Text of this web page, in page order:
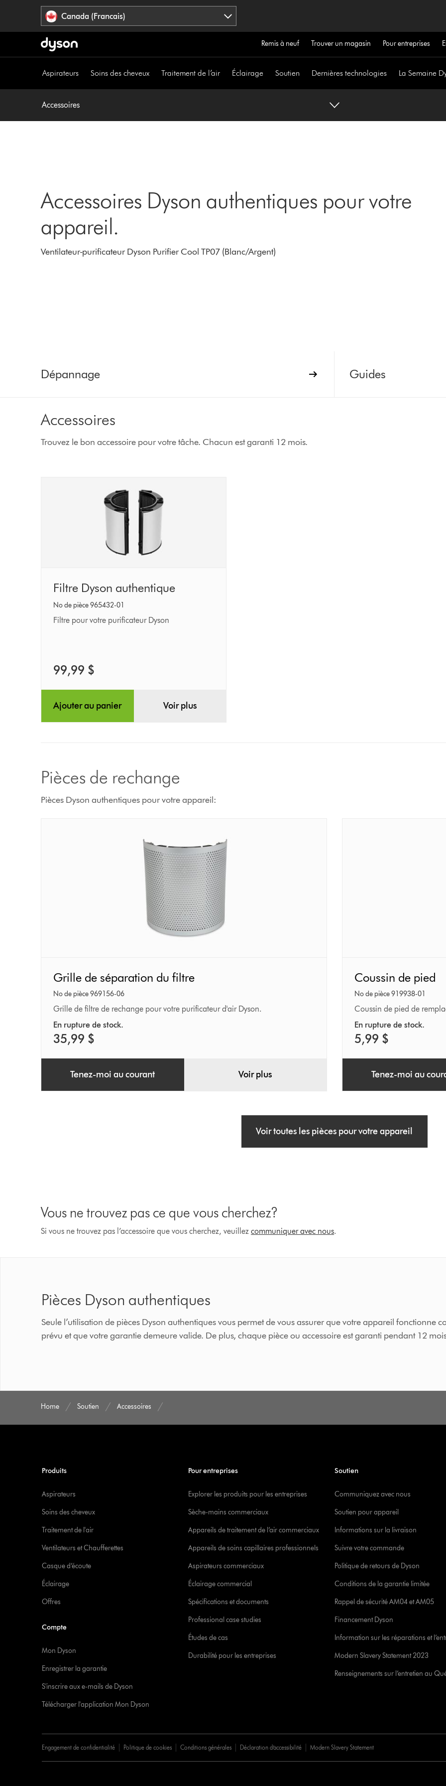
sauter
l’accessibilité
Canada (Francais)
Remis à neuf Trouver un magasin Pour entreprises
Aspirateurs Soins des cheveux Traitement de l’air Éclairage Soutien Dernières technologies La Semaine
Accessoires
Accessoires Dyson authentiques pour votre
appareil.
Ventilateur-purificateur Dyson Purifier Cool TP07 (Blanc/Argent)
Dépannage Guides
Accessoires
Trouvez le bon accessoire pour votre tâche. Chacun est garanti 12 mois.
Filtre
Dyson
authentique
Filtre Dyson authentique
No de pièce 965432-01
Filtre pour votre purificateur Dyson
99,99 $
Ajouter au panier Voir plus
Pièces de rechange
Pièces Dyson authentiques pour votre appareil:
de
séparation
du
filtre
Grille de séparation du filtre
No de pièce 969156-06
Grille de filtre de rechange pour votre purificateur d'air Dyson.
En rupture de stock.
35,99 $
Tenez-moi au courant Voir plus
de
pied
Coussin de pied
No de pièce 919938-01
Coussin de pied de
En rupture de stock.
5,99 $
Tenez-moi au
Voir toutes les pièces pour votre appareil
Vous ne trouvez pas ce que vous cherchez?
Si vous ne trouvez pas l’accessoire que vous cherchez, veuillezcommuniquer avec nous.
Pièces Dyson authentiques
Seule l’utilisation de pièces Dyson authentiques vous permet de vous assurer que votre appareil fonctionne
prévu et que votre garantie demeure valide. De plus, chaque pièce ou accessoire est garanti pendant 12
Home Soutien Accessoires
Produits
Aspirateurs
Soins des cheveux
Traitement de l'air
Ventilateurs et Chaufferettes
Casque d’écoute
Éclairage
Offres
Compte
Mon Dyson
Enregistrer la garantie
S'inscrire aux e-mails de Dyson
Télécharger l'application Mon Dyson
Pour entreprises
Explorer les produits pour les entreprises
Sèche-mains commerciaux
Appareils de traitement de l’air commerciaux
Appareils de soins capillaires professionnels
Aspirateurs commerciaux
Éclairage commercial
Spécifications et documents
Professional case studies
Études de cas
Durabilité pour les entreprises
Soutien
Communiquez avec nous
Soutien pour appareil
Informations sur la livraison
Suivre votre commande
Politique de retours de Dyson
Conditions de la garantie limitée
Rappel de sécurité AM04 et AM05
Financement Dyson
Information sur les réparations et
Modern Slavery Statement 2023
Renseignements sur l’entretien au
Engagement de confidentialité Politique de cookies Conditions générales Déclaration d’accessibilité Modern Slavery Statement